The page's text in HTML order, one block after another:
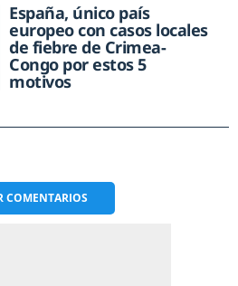
España, único país
europeo con casos locales
de fiebre de Crimea-
Congo por estos 5
motivos
COMENTARIOS